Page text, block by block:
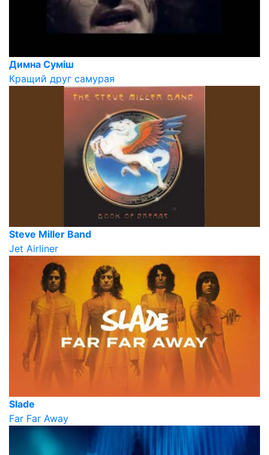
Димна Суміш
Кращий друг самурая
Steve Miller Band
Jet Airliner
Slade
Far Far Away